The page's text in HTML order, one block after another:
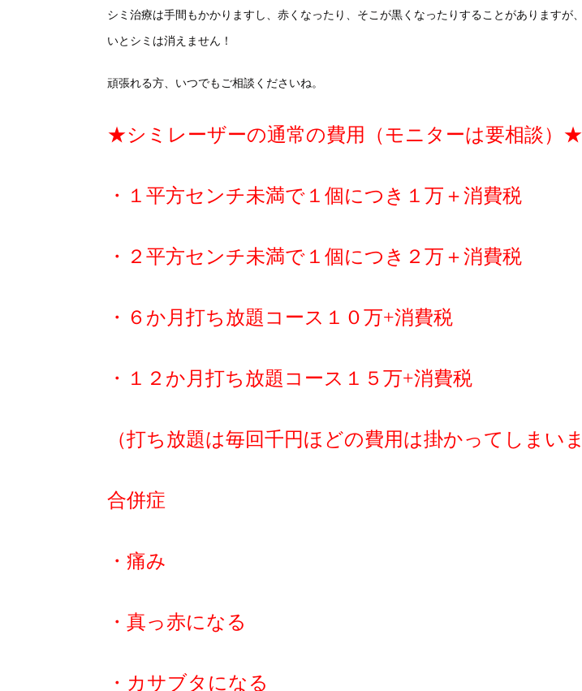
シミ治療は手間もかかりますし、赤くなったり、そこが黒くなったりすることがありますが
いとシミは消えません！
頑張れる方、いつでもご相談くださいね。
★シミレーザーの通常の費用（モニターは要相談）★
・１平方センチ未満で１個につき１万＋消費税
・２平方センチ未満で１個につき２万＋消費税
・６か月打ち放題コース１０万+消費税
・１２か月打ち放題コース１５万+消費税
（打ち放題は毎回千円ほどの費用は掛かってしまいま
合併症
・痛み
・真っ赤になる
・カサブタになる